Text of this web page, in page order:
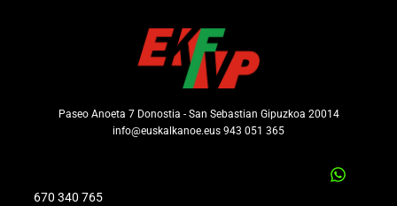
Paseo Anoeta 7 Donostia - San Sebastian Gipuzkoa 20014
info@euskalkanoe.eus 943 051 365
670 340 765